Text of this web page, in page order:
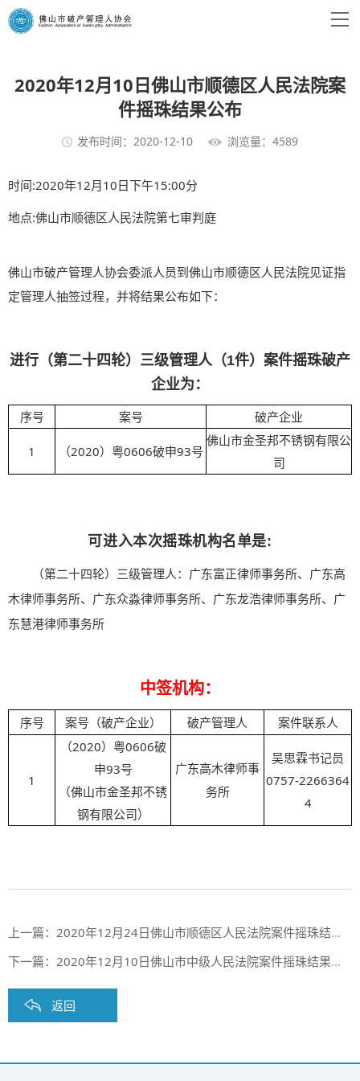
2020年12月10日佛山市顺德区人民法院案
件摇珠结果公布
发布时间：2020-12-10 浏览量：4589
时间:2020年12月10日下午15:00分
地点:佛山市顺德区人民法院第七审判庭
佛山市破产管理人协会委派人员到佛山市顺德区人民法院见证指
定管理人抽签过程，并将结果公布如下：
进行（第二十四轮）三级管理人（1件）案件摇珠破产
企业为：
序号
案号 破产企业
1 （2020）粤0606破申93号
佛山市金圣邦不锈钢有限公
司
可进入本次摇珠机构名单是:
（第二十四轮）三级管理人：广东富正律师事务所、广东高
木律师事务所、广东众淼律师事务所、广东龙浩律师事务所、广
东慧港律师事务所
中签机构：
序号 案号（破产企业） 破产管理人 案件联系人
1
（2020）粤0606破
申93号
（佛山市金圣邦不锈
钢有限公司）
广东高木律师事
务所
吴思霖书记员
0757-2266364
4
上一篇： 2020年12月24日佛山市顺德区人民法院案件摇珠结果公布
下一篇： 2020年12月10日佛山市中级人民法院案件摇珠结果公布
返回